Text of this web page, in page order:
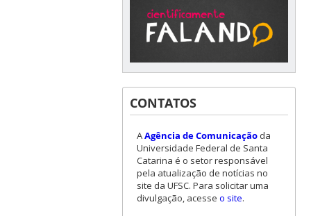
CONTATOS
AAgência de Comunicaçãoda
Universidade Federal de Santa
Catarina é o setor responsável
pela atualização de notícias no
site da UFSC. Para solicitar uma
divulgação, acesse o site.